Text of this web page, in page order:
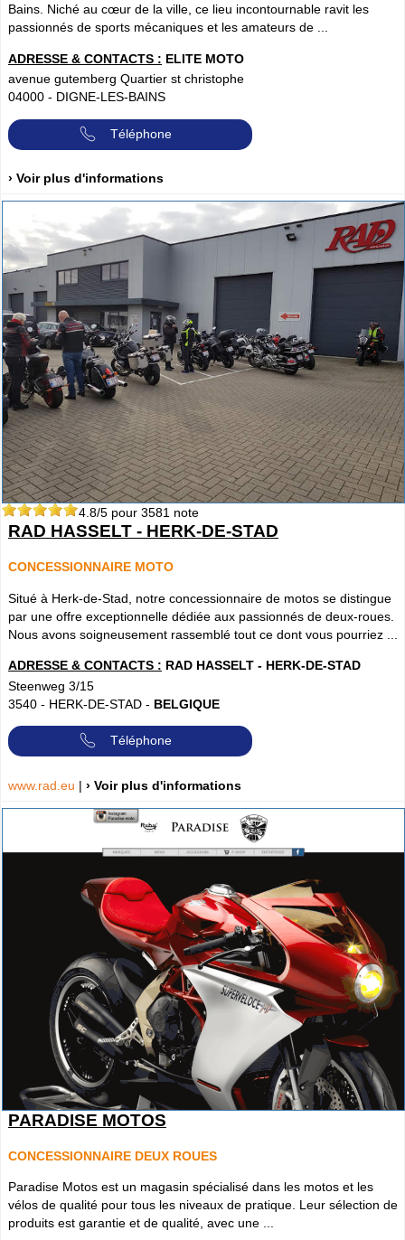
Bains. Niché au cœur de la ville, ce lieu incontournable ravit les
passionnés de sports mécaniques et les amateurs de ...
ADRESSE & CONTACTS : ELITE MOTO
avenue gutemberg Quartier st christophe
04000 - DIGNE-LES-BAINS
Téléphone
› Voir plus d'informations
4.8/5 pour 3581 note
RAD HASSELT - HERK-DE-STAD
CONCESSIONNAIRE MOTO
Situé à Herk-de-Stad, notre concessionnaire de motos se distingue
par une offre exceptionnelle dédiée aux passionnés de deux-roues.
Nous avons soigneusement rassemblé tout ce dont vous pourriez ...
ADRESSE & CONTACTS : RAD HASSELT - HERK-DE-STAD
Steenweg 3/15
3540 - HERK-DE-STAD - BELGIQUE
Téléphone
www.rad.eu | › Voir plus d'informations
PARADISE MOTOS
CONCESSIONNAIRE DEUX ROUES
Paradise Motos est un magasin spécialisé dans les motos et les
vélos de qualité pour tous les niveaux de pratique. Leur sélection de
produits est garantie et de qualité, avec une ...